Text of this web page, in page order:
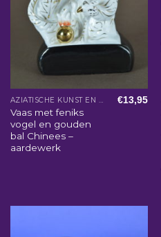
AZIATISCHE KUNST EN WOONACCESSOIRES
Vaas met feniks
vogel en gouden
bal Chinees –
aardewerk
€13,95